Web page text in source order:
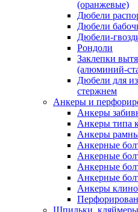
(оранжевые)
Дюбели
Дюбели
Дюбели-
Рондоли
Заклепки
(алюминий-
Дюбели для
стержнем
Анкеры и
Анкеры
Анкеры типа
Анкеры
Анкерные
Анкерные
Анкерные
Анкерные
Анкеры
Шпильки, кляймеры